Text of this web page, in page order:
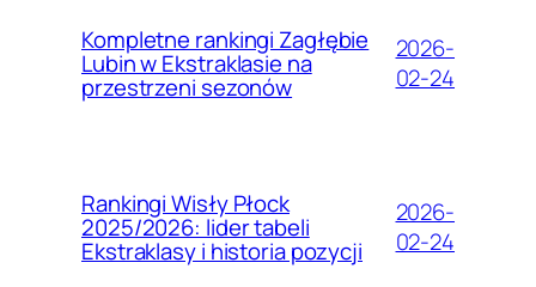
Kompletne rankingi Zagłębie
Lubin w Ekstraklasie na
przestrzeni sezonów
2026-
02-24
Rankingi Wisły Płock
2025/2026: lider tabeli
Ekstraklasy i historia pozycji
2026-
02-24